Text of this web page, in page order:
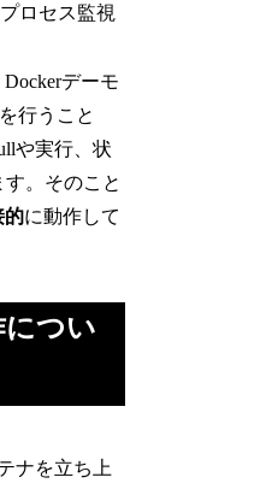
ロセス監視
デーモ
行うこと
や実行、状
。そのこと
的に動作して
につい
ナを立ち上